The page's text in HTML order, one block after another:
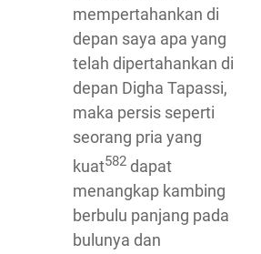
mempertahankan di
depan saya apa yang
telah dipertahankan di
depan Digha Tapassi,
maka persis seperti
seorang pria yang
kuat582 dapat
menangkap kambing
berbulu panjang pada
bulunya dan